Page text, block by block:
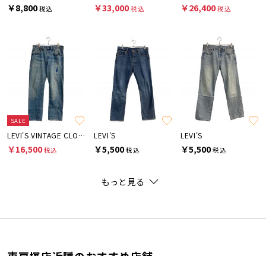
￥8,800税込 ￥33,000税込 ￥26,400税込
SALE
LEVI'S VINTAGE CLOTHING
￥16,500税込
LEVI'S
￥5,500税込
LEVI'S
￥5,500税込
もっと見る